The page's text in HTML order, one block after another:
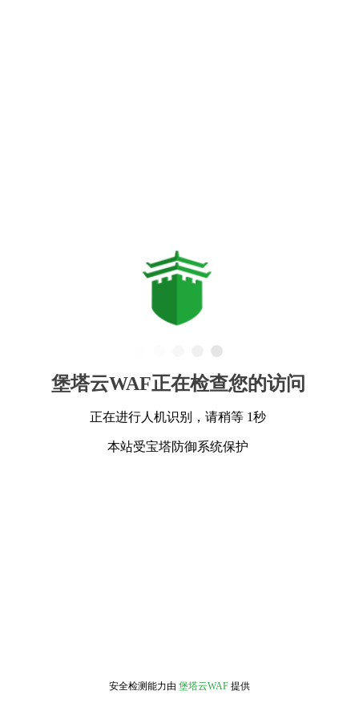
堡塔云WAF正在检查您的访问
正在进行人机识别，请稍等 1秒
本站受宝塔防御系统保护
安全检测能力由 堡塔云WAF 提供